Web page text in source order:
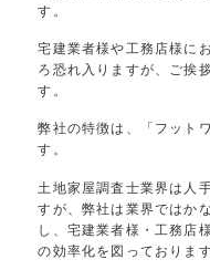
す。
宅建業者様や工務店様に
ろ恐れ入りますが、ご挨
す。
弊社の特徴は、「フット
す。
土地家屋調査士業界は人
すが、弊社は業界ではか
し、宅建業者様・工務店
の効率化を図っております